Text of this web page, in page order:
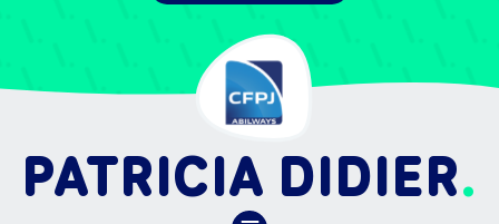
PATRICIA DIDIER